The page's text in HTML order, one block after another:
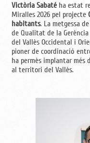
Victòria Sabaté ha estat
Miralles 2026 pel projecte
habitants. La metgessa
de Qualitat de la
del Vallès Occidental i
pioner de coordinació
ha permès implantar més
al territori del Vallès.